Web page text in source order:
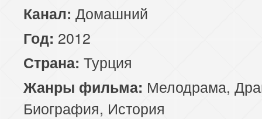
Канал: Домашний
Год: 2012
Страна: Турция
Жанры фильма: Мелодрама,
Биография, История